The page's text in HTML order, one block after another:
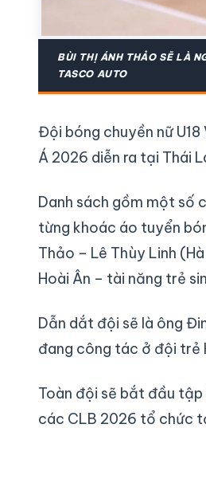
BÙI THỊ ÁNH THẢO SẼ LÀ
TASCO AUTO
Đội bóng chuyền nữ
Á 2026 diễn ra tại Thái
Danh sách gồm một số
từng khoác áo tuyển
Thảo – Lê Thùy Linh
Hoài Ân – tài năng trẻ
Dẫn dắt đội sẽ là ông
đang công tác ở đội trẻ
Toàn đội sẽ bắt đầu
các CLB 2026 tổ chức